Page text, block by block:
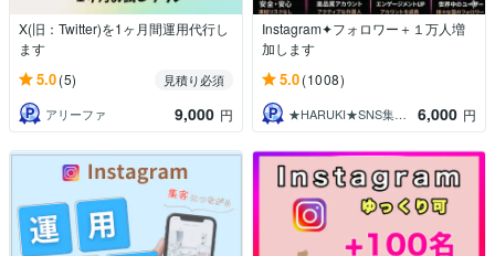
X(旧：Twitter)を1ヶ月間運用代行し
ます
5.0(5)
見積り必須
アリーファ
9,000 円
Instagram✦フォロワー＋１万人増
加します
5.0(1008)
★HARUKI★SNS集客サポート 6,000 円